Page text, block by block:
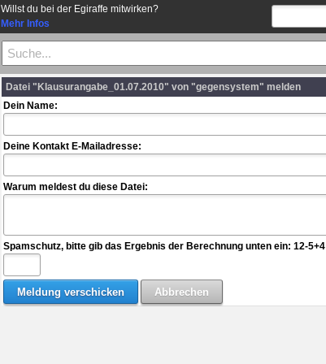
Willst du bei der Egiraffe mitwirken?
Mehr Infos
Datei "Klausurangabe_01.07.2010" von "gegensystem" melden
Dein Name:
Deine Kontakt E-Mailadresse:
Warum meldest du diese Datei:
Spamschutz, bitte gib das Ergebnis der Berechnung unten ein: 12-5+4